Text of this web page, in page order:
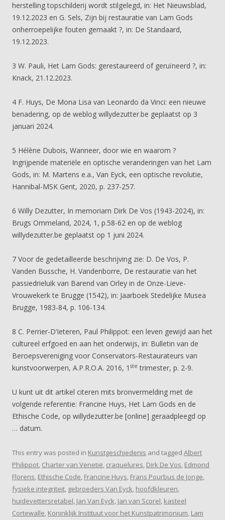
herstelling topschilderij wordt stilgelegd, in: Het Nieuwsblad,
19.12.2023 en G. Sels, Zijn bij restauratie van Lam Gods
onherroepelijke fouten gemaakt ?, in: De Standaard,
19.12.2023.
3 W. Pauli, Het Lam Gods: gerestaureerd of geruïneerd ?, in:
Knack, 21.12.2023.
4 F. Huys, De Mona Lisa van Leonardo da Vinci: een nieuwe
benadering, op de weblog willydezutter.be geplaatst op 3
januari 2024.
5 Hélène Dubois, Wanneer, door wie en waarom ?
Ingrijpende materiële en optische veranderingen van het Lam
Gods, in: M. Martens e.a., Van Eyck, een optische revolutie,
Hannibal-MSK Gent, 2020, p. 237-257.
6 Willy Dezutter, In memoriam Dirk De Vos (1943-2024), in:
Brugs Ommeland, 2024, 1, p.58-62 en op de weblog
willydezutter.be geplaatst op 1 juni 2024.
7 Voor de gedetailleerde beschrijving zie: D. De Vos, P.
Vanden Bussche, H. Vandenborre, De restauratie van het
passiedrieluik van Barend van Orley in de Onze-Lieve-
Vrouwekerk te Brugge (1542), in: Jaarboek Stedelijke Musea
Brugge, 1983-84, p. 106-134.
8 C. Perrier-D’Ieteren, Paul Philippot: een leven gewijd aan het
cultureel erfgoed en aan het onderwijs, in: Bulletin van de
Beroepsvereniging voor Conservators-Restaurateurs van
kunstvoorwerpen, A.P.R.O.A. 2016, 1 ste trimester, p. 2-9.
U kunt uit dit artikel citeren mits bronvermelding met de
volgende referentie: Francine Huys, Het Lam Gods en de
Ethische Code, op willydezutter.be [online] geraadpleegd op
… datum.
This entry was posted in Kunstgeschiedenis and tagged Albert
Philippot, Charter van Venetië, craquelures, Dirk De Vos, Edmond
Florens, Ethische Code, Francine Huys, Frans Pourbus de Jonge,
fysieke integriteit, gebroeders Van Eyck, hoofdkleuren,
huidevettersretabel, Jan Van Eyck, Jan van Scorel, kasteel
Cortewalle, Koninklijk Instituut voor het Kunstpatrimonium, Lam